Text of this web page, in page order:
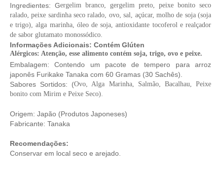
Ingredientes: Gergelim branco, gergelim preto, peixe bonito seco
ralado, peixe sardinha seco ralado, ovo, sal, açúcar, molho de soja (soja
e trigo), alga marinha, óleo de soja, antioxidante tocoferol e realçador
de sabor glutamato monossódico.
Informações Adicionais: Contém Glúten
Alérgicos: Atenção, esse alimento contém soja, trigo, ovo e peixe.
Embalagem: Contendo um pacote de tempero para arroz
japonês Furikake Tanaka com 60 Gramas (30 Sachês).
Sabores Sortidos: (Ovo, Alga Marinha, Salmão, Bacalhau, Peixe
bonito com Mirim e Peixe Seco).
Origem: Japão (Produtos Japoneses)
Fabricante: Tanaka
Recomendações:
Conservar em local seco e arejado.